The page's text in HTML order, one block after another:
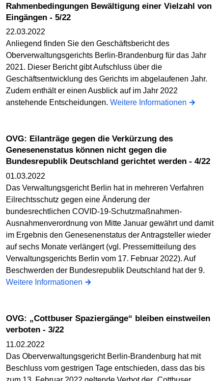
Rahmenbedingungen Bewältigung einer Vielzahl von
Eingängen - 5/22
22.03.2022
Anliegend finden Sie den Geschäftsbericht des
Oberverwaltungsgerichts Berlin-Brandenburg für das Jahr
2021. Dieser Bericht gibt Aufschluss über die
Geschäftsentwicklung des Gerichts im abgelaufenen Jahr.
Zudem enthält er einen Ausblick auf im Jahr 2022
anstehende Entscheidungen. Weitere Informationen
OVG: Eilanträge gegen die Verkürzung des
Genesenenstatus können nicht gegen die
Bundesrepublik Deutschland gerichtet werden - 4/22
01.03.2022
Das Verwaltungsgericht Berlin hat in mehreren Verfahren
Eilrechtsschutz gegen eine Änderung der
bundesrechtlichen COVID-19-Schutzmaßnahmen-
Ausnahmenverordnung von Mitte Januar gewährt und damit
im Ergebnis den Genesenenstatus der Antragsteller wieder
auf sechs Monate verlängert (vgl. Pressemitteilung des
Verwaltungsgerichts Berlin vom 17. Februar 2022). Auf
Beschwerden der Bundesrepublik Deutschland hat der 9.
Weitere Informationen
OVG: „Cottbuser Spaziergänge“ bleiben einstweilen
verboten - 3/22
11.02.2022
Das Oberverwaltungsgericht Berlin-Brandenburg hat mit
Beschluss vom gestrigen Tage entschieden, dass das bis